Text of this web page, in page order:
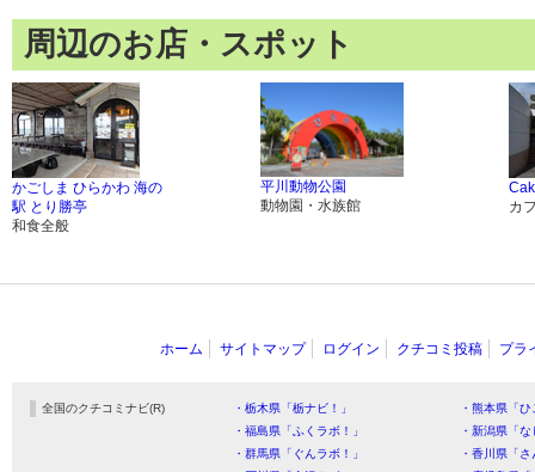
周辺のお店・スポット
かごしま ひらかわ 海の
駅 とり勝亭
和食全般
平川動物公園
動物園・水族館
カ
ホーム サイトマップ ログイン クチコミ投稿 プラ
全国のクチコミナビ(R) ・栃木県「栃ナビ！」
・熊本県「
・福島県「ふくラボ！」
・新潟県「
・群馬県「ぐんラボ！」
・香川県「